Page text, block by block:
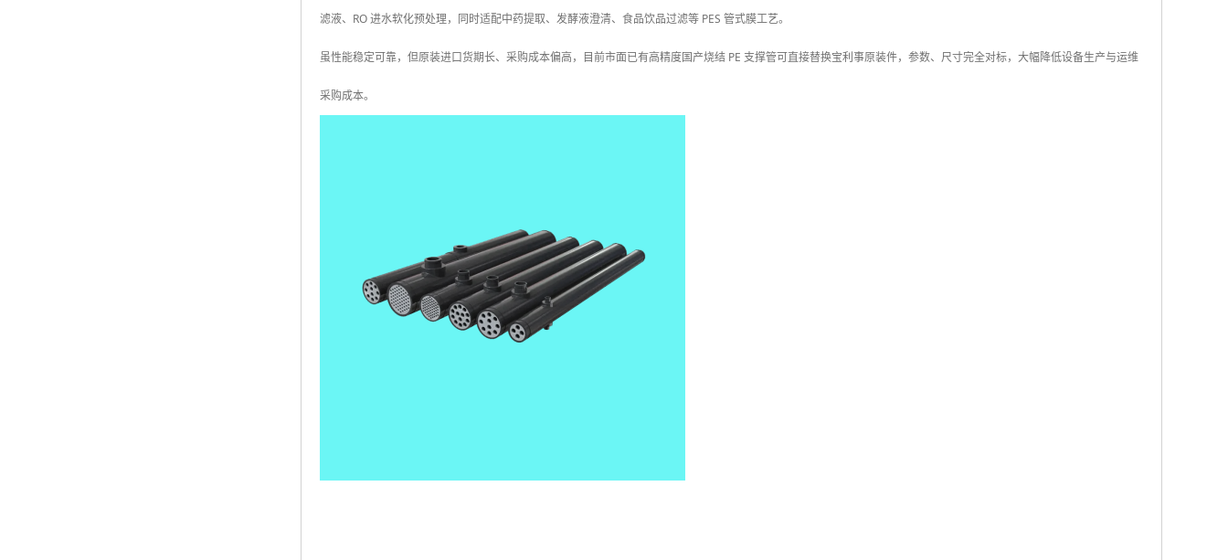
滤液、RO 进水软化预处理，同时适配中药提取、发酵液澄清、食品饮品过滤等 PES 管式膜工艺。
虽性能稳定可靠，但原装进口货期长、采购成本偏高，目前市面已有高精度国产烧结 PE 支撑管可直接替换宝利事原装件，参数、尺寸完全对标，大幅降低设备生产与运维
采购成本。